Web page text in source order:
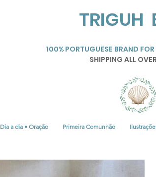
TRIGUH
100% PORTUGUESE BRAND
SHIPPING ALL
Dia a dia • Oração Primeira Comunhão